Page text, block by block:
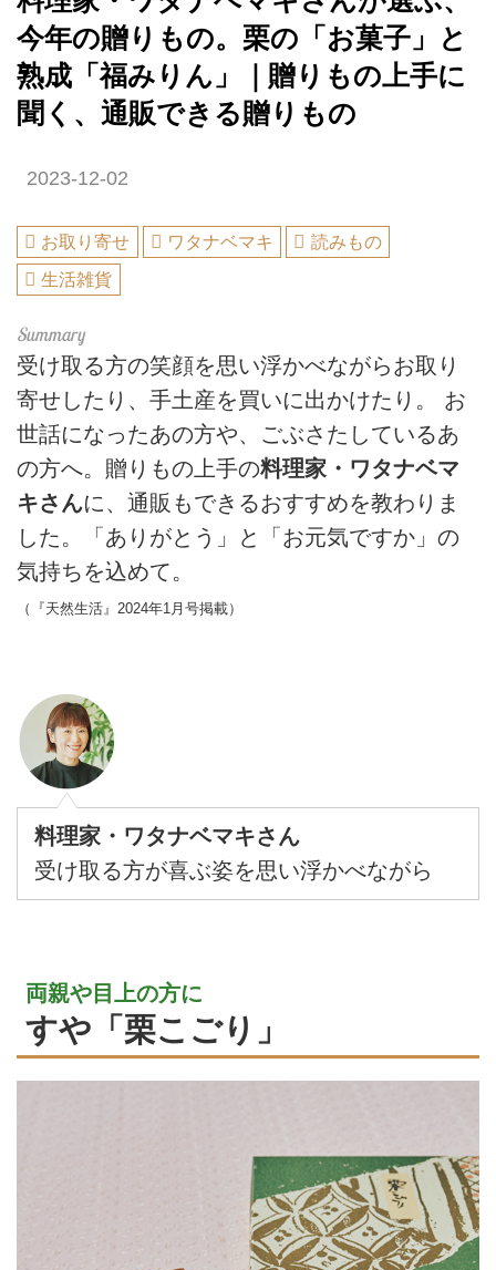
今年の贈りもの。栗の「お菓子」と
熟成「福みりん」｜贈りもの上手に
聞く、通販できる贈りもの
2023-12-02
お取り寄せ ワタナベマキ
読みもの
生活雑貨
受け取る方の笑顔を思い浮かべながらお取り
寄せしたり、手土産を買いに出かけたり。 お
世話になったあの方や、ごぶさたしているあ
の方へ。贈りもの上手の料理家・ワタナベマ
キさんに、通販もできるおすすめを教わりま
した。「ありがとう」と「お元気ですか」の
気持ちを込めて。
（『天然生活』2024年1月号掲載）
料理家・ワタナベマキさん
受け取る方が喜ぶ姿を思い浮かべながら
両親や目上の方に
すや「栗こごり」